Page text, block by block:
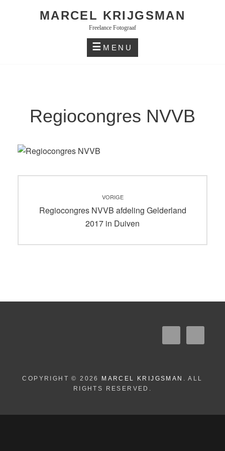
MARCEL KRIJGSMAN
Freelance Fotograaf
MENU
Regiocongres NVVB
navigatie
VORIGE
Vorig
Regiocongres NVVB afdeling Gelderland
2017 in Duiven
COPYRIGHT © 2026 MARCEL KRIJGSMAN . ALL
RIGHTS RESERVED.